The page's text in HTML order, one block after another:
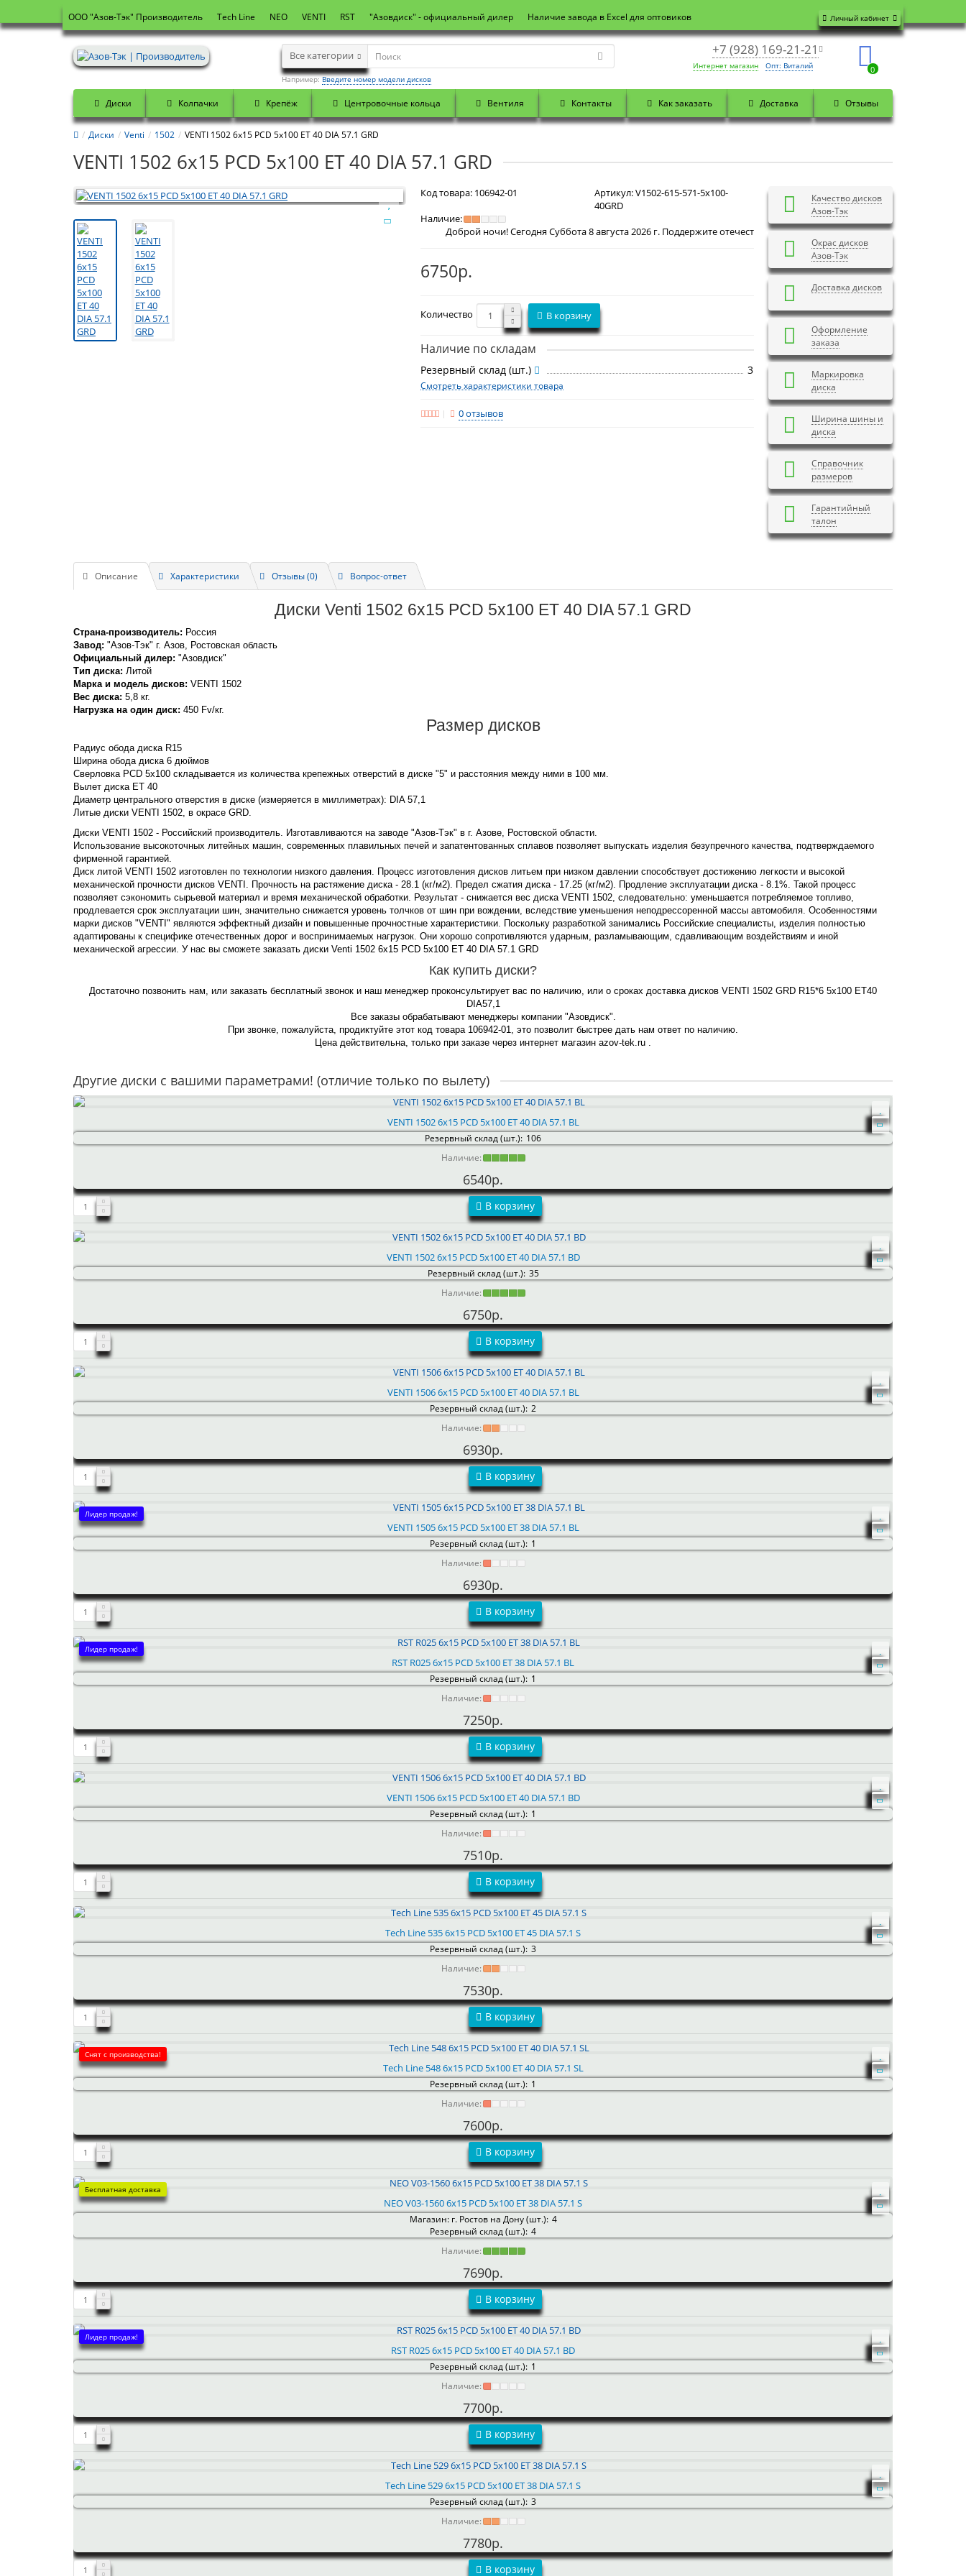
Личный кабинет
OOO "Азов-Тэк" Производитель Tech Line NEO VENTI RST "Азовдиск" - официальный дилер Наличие завода в Excel для оптовиков
+7 (928) 169-21-21
Интернет магазин Опт: Виталий 0
Все категории
Например:Введите номер модели дисков
Диски Колпачки Крепёж Центровочные кольца Вентиля Контакты Как заказать Доставка Отзывы
Диски Venti 1502 VENTI 1502 6x15 PCD 5x100 ET 40 DIA 57.1 GRD
VENTI 1502 6x15 PCD 5x100 ET 40 DIA 57.1 GRD
Код товара: 106942-01 Артикул:V1502-615-571-5x100-
40GRD
Наличие:
Доброй ночи! СегодняСуббота 8 августа 2026 г.
6750р.
Количество В корзину
Наличие по складам
Резервный склад (шт.) 3
Смотреть характеристики товара
0 отзывов
Качество дисков
Азов-Тэк
Окрас дисков
Азов-Тэк
Доставка дисков
Оформление
заказа
Маркировка
диска
Ширина шины и
диска
Справочник
размеров
Гарантийный
талон
Описание Характеристики Отзывы (0) Вопрос-ответ
Диски Venti 1502 6x15 PCD 5x100 ET 40 DIA 57.1 GRD
Страна-производитель: Россия
Завод: "Азов-Тэк" г. Азов, Ростовская область
Официальный дилер: "Азовдиск"
Тип диска: Литой
Марка и модель дисков: VENTI 1502
Вес диска: 5,8 кг.
Нагрузка на один диск: 450 Fv/кг.
Размер дисков
Радиус обода диска R15
Ширина обода диска 6 дюймов
Сверловка PCD 5x100 складывается из количества крепежных отверстий в диске "5" и расстояния между ними в 100 мм.
Вылет диска ET 40
Диаметр центрального отверстия в диске (измеряется в миллиметрах): DIA 57,1
Литые диски VENTI 1502, в окрасе GRD.
Диски VENTI 1502 - Российский производитель. Изготавливаются на заводе "Азов-Тэк" в г. Азове, Ростовской области.
Использование высокоточных литейных машин, современных плавильных печей и запатентованных сплавов позволяет выпускать изделия безупречного качества, подтверждаемого
фирменной гарантией.
Диск литой VENTI 1502 изготовлен по технологии низкого давления. Процесс изготовления дисков литьем при низком давлении способствует достижению легкости и высокой
механической прочности дисков VENTI. Прочность на растяжение диска - 28.1 (кг/м2). Предел сжатия диска - 17.25 (кг/м2). Продление эксплуатации диска - 8.1%. Такой процесс
позволяет сэкономить сырьевой материал и время механической обработки. Результат - снижается вес диска VENTI 1502, следовательно: уменьшается потребляемое топливо,
продлевается срок эксплуатации шин, значительно снижается уровень толчков от шин при вождении, вследствие уменьшения неподрессоренной массы автомобиля. Особенностями
марки дисков "VENTI" являются эффектный дизайн и повышенные прочностные характеристики. Поскольку разработкой занимались Российские специалисты, изделия полностью
адаптированы к специфике отечественных дорог и воспринимаемых нагрузок. Они хорошо сопротивляются ударным, разламывающим, сдавливающим воздействиям и иной
механической агрессии. У нас вы сможете заказать диски Venti 1502 6x15 PCD 5x100 ET 40 DIA 57.1 GRD
Как купить диски?
Достаточно позвонить нам, или заказать бесплатный звонок и наш менеджер проконсультирует вас по наличию, или о сроках доставка дисков VENTI 1502 GRD R15*6 5x100 ET40
DIA57,1
Все заказы обрабатывают менеджеры компании "Азовдиск".
При звонке, пожалуйста, продиктуйте этот код товара 106942-01, это позволит быстрее дать нам ответ по наличию.
Цена действительна, только при заказе через интернет магазин azov-tek.ru .
Другие диски с вашими параметрами! (отличие только по вылету)
VENTI 1502 6x15 PCD 5x100 ET 40 DIA 57.1 BL
Резервный склад (шт.): 106
Наличие:
6540р.
В корзину
VENTI 1502 6x15 PCD 5x100 ET 40 DIA 57.1 BD
Резервный склад (шт.): 35
Наличие:
6750р.
В корзину
VENTI 1506 6x15 PCD 5x100 ET 40 DIA 57.1 BL
Резервный склад (шт.): 2
Наличие:
6930р.
В корзину
Лидер продаж!
VENTI 1505 6x15 PCD 5x100 ET 38 DIA 57.1 BL
Резервный склад (шт.): 1
Наличие:
6930р.
В корзину
Лидер продаж!
RST R025 6x15 PCD 5x100 ET 38 DIA 57.1 BL
Резервный склад (шт.): 1
Наличие:
7250р.
В корзину
VENTI 1506 6x15 PCD 5x100 ET 40 DIA 57.1 BD
Резервный склад (шт.): 1
Наличие:
7510р.
В корзину
Tech Line 535 6x15 PCD 5x100 ET 45 DIA 57.1 S
Резервный склад (шт.): 3
Наличие:
7530р.
В корзину
Снят с производства!
Tech Line 548 6x15 PCD 5x100 ET 40 DIA 57.1 SL
Резервный склад (шт.): 1
Наличие:
7600р.
В корзину
Бесплатная доставка
NEO V03-1560 6x15 PCD 5x100 ET 38 DIA 57.1 S
Магазин: г. Ростов на Дону (шт.): 4
Резервный склад (шт.): 4
Наличие:
7690р.
В корзину
Лидер продаж!
RST R025 6x15 PCD 5x100 ET 40 DIA 57.1 BD
Резервный склад (шт.): 1
Наличие:
7700р.
В корзину
Tech Line 529 6x15 PCD 5x100 ET 38 DIA 57.1 S
Резервный склад (шт.): 3
Наличие:
7780р.
В корзину